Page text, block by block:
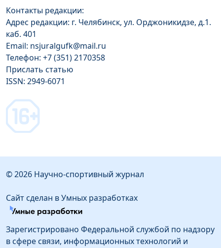
Контакты редакции:
Адрес редакции: г. Челябинск, ул. Орджоникидзе, д.1.
каб. 401
Email: nsjuralgufk@mail.ru
Телефон: +7 (351) 2170358
Прислать статью
ISSN: 2949-6071
© 2026 Научно-спортивный журнал
Сайт сделан в Умных разработках
Зарегистрировано Федеральной службой по надзору
в сфере связи, информационных технологий и